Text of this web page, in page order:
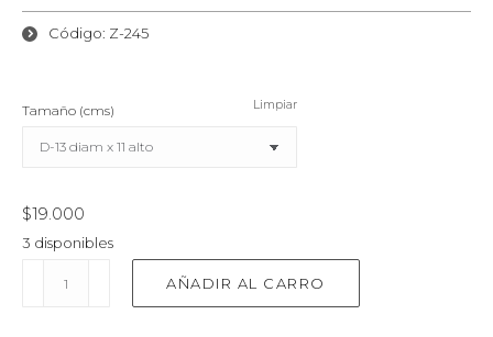
Código: Z-245
Tamaño (cms) Limpiar
$19.000
3 disponibles
AÑADIR AL CARRO